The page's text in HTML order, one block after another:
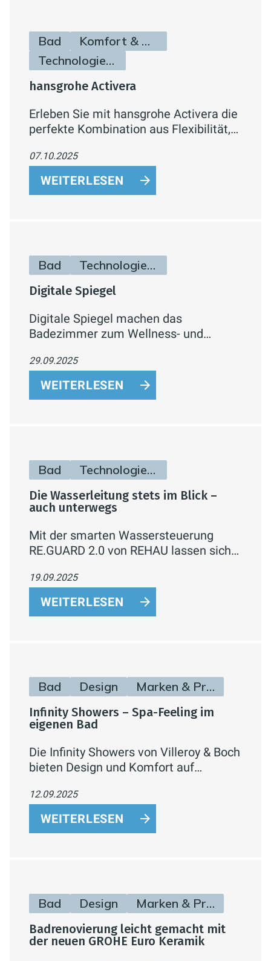
Bad
Komfort & Hygiene
Technologie & Zukunft
hansgrohe Activera
Erleben Sie mit hansgrohe Activera die
perfekte Kombination aus Flexibilität,
Strahlarten, FlexPower-Technologie
und EcoSmart+ sorgen für intensiven
Duschkomfort bei minimalem
07.10.2025
WEITERLESEN
Bad Technologie & Zukunft
Digitale Spiegel
Digitale Spiegel machen das
Badezimmer zum Wellness- und
Funktionen, LED-Technik,
Sprachsteuerung und individueller
Gestaltung verbinden sie Komfort,
29.09.2025
WEITERLESEN
Bad Technologie & Zukunft
Die Wasserleitung stets im Blick –
auch unterwegs
Mit der smarten Wassersteuerung
RE.GUARD 2.0 von REHAU lassen sich
verhindern und der Wasserverbrauch
bequem per App überwachen – für
mehr Sicherheit, Komfort und
19.09.2025
WEITERLESEN
Bad Design Marken & Produkte
Infinity Showers – Spa-Feeling im
eigenen Bad
Die Infinity Showers von Villeroy & Boch
bieten Design und Komfort auf
Kopfbrausen mit verschiedenen
Strahlarten, Thermostate mit CoolTap
Technologie und edle Oberflächen in
12.09.2025
WEITERLESEN
Bad Design Marken & Produkte
Badrenovierung leicht gemacht mit
der neuen GROHE Euro Keramik